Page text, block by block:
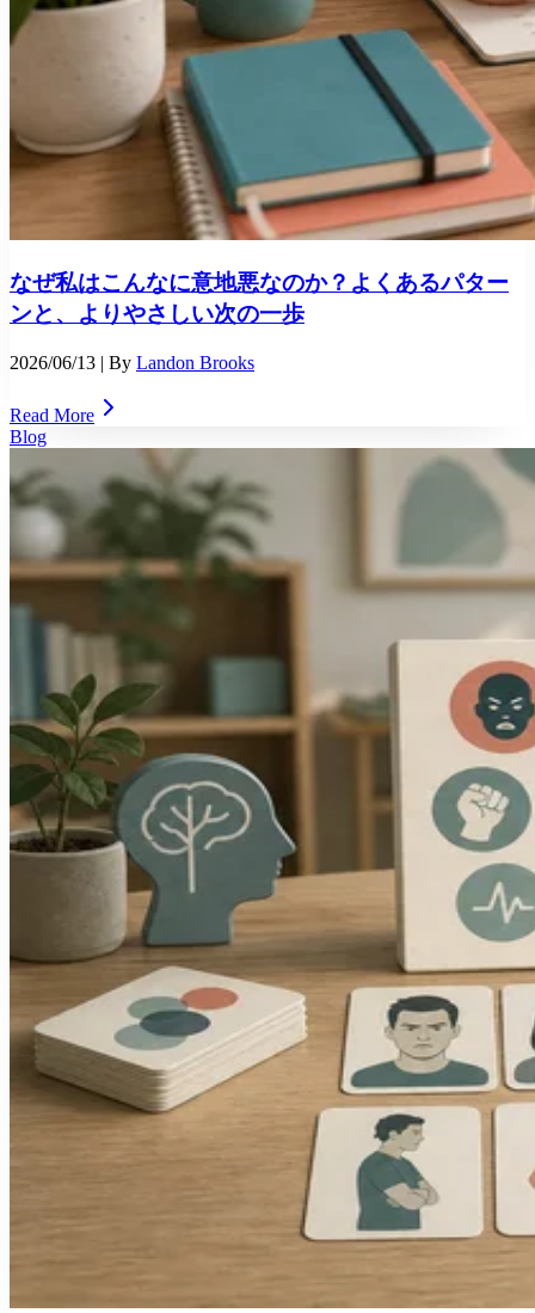
なぜ私はこんなに意地悪なのか？よくあるパター
ンと、よりやさしい次の一歩
2026/06/13 | By Landon Brooks
Read More
Blog